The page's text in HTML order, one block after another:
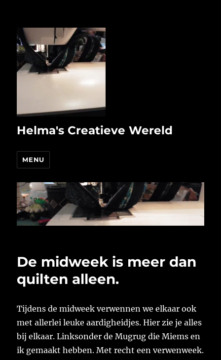
Helma's Creatieve Wereld
MENU
De midweek is meer dan
quilten alleen.
Tijdens de midweek verwennen we elkaar ook
met allerlei leuke aardigheidjes. Hier zie je alles
bij elkaar. Linksonder de Mugrug die Miems en
ik gemaakt hebben. Met recht een verwenweek.